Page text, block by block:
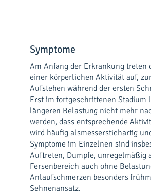
Symptome
Am Anfang der Erkrankung treten
einer körperlichen Aktivität auf,
Aufstehen während der ersten
Erst im fortgeschrittenen Stadium
längeren Belastung nicht mehr
werden, dass entsprechende
wird häufig alsmesserstichartig
Symptome im Einzelnen sind
Auftreten, Dumpfe, unregelmäßig
Fersenbereich auch ohne
Anlaufschmerzen besonders
Sehnenansatz.